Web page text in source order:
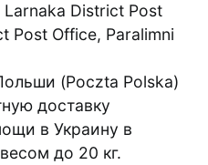
District Post
Post Office, Paralimni
(Poczta Polska)
доставку
в Украину в
до 20 кг.